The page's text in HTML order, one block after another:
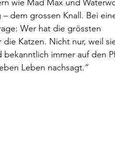
wie Mad Max und
dem grossen Knall. Bei
Wer hat die grössten
Katzen. Nicht nur, weil
immer auf den
Leben nachsagt.“